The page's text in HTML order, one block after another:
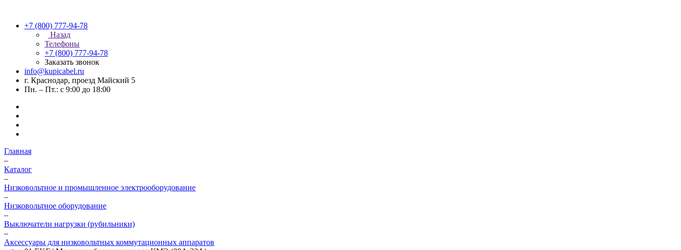
+7 (800) 777-94-78
Назад
Телефоны
+7 (800) 777-94-78
Заказать звонок
info@kupicabel.ru
г. Краснодар, проезд Майский 5
Пн. – Пт.: с 9:00 до 18:00
Главная
–
Каталог
–
Низковольтное и промышленное электрооборудование
–
Низковольтное оборудование
–
Выключатели нагрузки (рубильники)
–
Аксессуары для низковольтных коммутационных аппаратов